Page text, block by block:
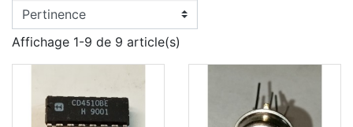
Affichage 1-9 de 9 article(s)